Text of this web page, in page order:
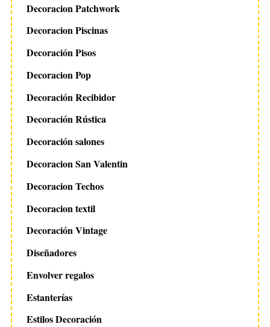
Decoracion Patchwork
Decoracion Piscinas
Decoración Pisos
Decoracion Pop
Decoración Recibidor
Decoración Rústica
Decoración salones
Decoracion San Valentin
Decoracion Techos
Decoracion textil
Decoración Vintage
Diseñadores
Envolver regalos
Estanterías
Estilos Decoración